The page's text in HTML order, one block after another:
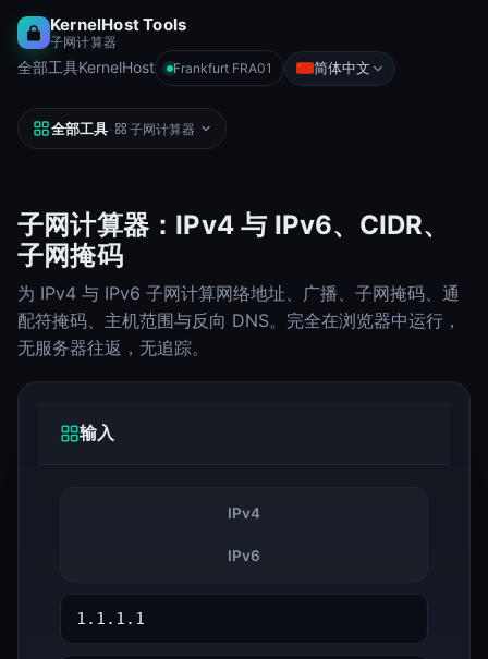
KernelHost Tools
子网计算器
全部工具KernelHost Frankfurt FRA01 简体中文
全部工具· 子网计算器
子网计算器：IPv4 与 IPv6、CIDR、
子网掩码
为 IPv4 与 IPv6 子网计算网络地址、广播、子网掩码、通
配符掩码、主机范围与反向 DNS。完全在浏览器中运行，
无服务器往返，无追踪。
输入
IPv4
IPv6